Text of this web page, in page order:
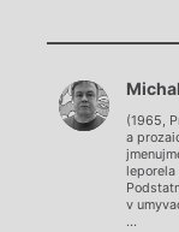
(1965,
a
v
...